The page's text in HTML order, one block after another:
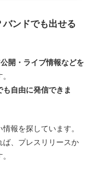
レスリリースに気
ンドでも出せる
開・ライブ情報などを
自由に発信できま
報を探しています。
ば、プレスリリースか